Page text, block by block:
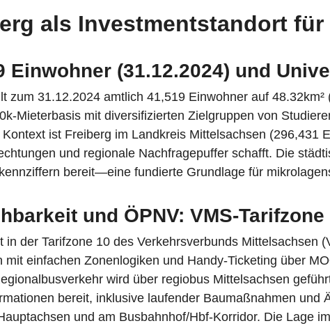
als Investmentstandort
Einwohner (31.12.2024) und
zum 31.12.2024 amtlich 41,519 Einwohner auf
mit diversifizierten Zielgruppen von
ist Freiberg im Landkreis Mittelsachsen (296,431
und regionale Nachfragepuffer schafft. Die
bereit—eine fundierte Grundlage für
und ÖPNV:
in der Tarifzone 10 des Verkehrsverbunds Mittelsachsen
mit einfachen Zonenlogiken und Handy‑Ticketing über
wird über regiobus Mittelsachsen
bereit, inklusive laufender Baumaßnahmen
und am Busbahnhof/Hbf‑Korridor. Die Lage